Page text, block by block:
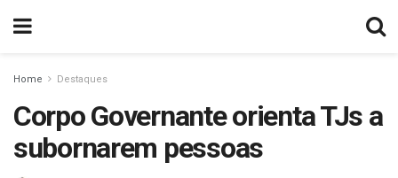
Home Destaques
Corpo Governante orienta TJs a
subornarem pessoas